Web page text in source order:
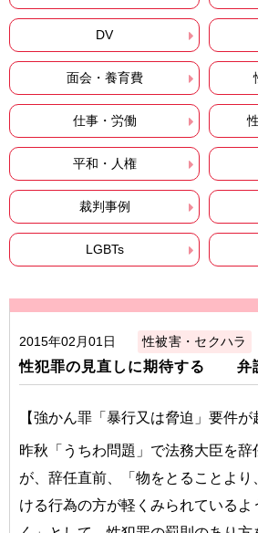
DV
面会・養育費
仕事・労働
平和・人権
裁判事例
LGBTs
2015年02月01日 性被害・セクハラ
性犯罪の見直しに期待する 弁
【強かん罪「暴行又は脅迫」要件が
昨秋「うちわ問題」で法務大臣を辞
が、辞任直前、「物をとることより
ける行為の方が軽くみられているよ